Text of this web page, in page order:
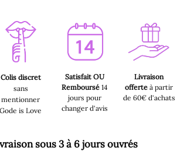
Colis discret
sans
mentionner
Gode is Love
Satisfait OU
Remboursé14
jours pour
changer d'avis
Livraison
offerte à partir
de 60€ d'achats
sous 3 à 6 jours ouvrés